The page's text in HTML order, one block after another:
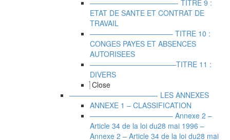
————————————- TITRE 9 :
ETAT DE SANTE ET CONTRAT DE
TRAVAIL
———————————– TITRE 10 :
CONGES PAYES ET ABSENCES
AUTORISEES
————————————TITRE 11 :
DIVERS
Close
————————————- LES ANNEXES
ANNEXE 1 – CLASSIFICATION
———————————– Annexe 2 –
Article 34 de la loi du28 mai 1996 –
Annexe 2 – Article 34 de la loi du28 mai